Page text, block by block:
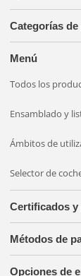
Categorías
Menú
Todos los
Ensamblado y
Ámbitos de
Selector de
Certificados y
Métodos de
Opciones de